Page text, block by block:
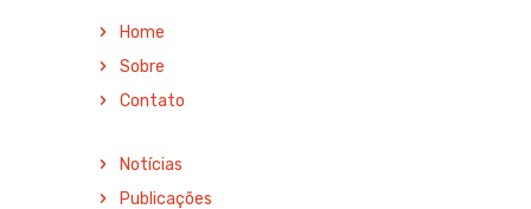
Home
Sobre
Contato
Notícias
Publicações